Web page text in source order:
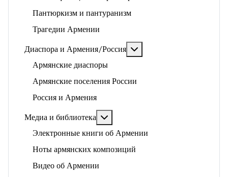
Пантюркизм и пантуранизм
Трагедии Армении
Диаспора и Армения/Россия
Армянские диаспоры
Армянские поселения России
Россия и Армения
Медиа и библиотека
Электронные книги об Армении
Ноты армянских композиций
Видео об Армении